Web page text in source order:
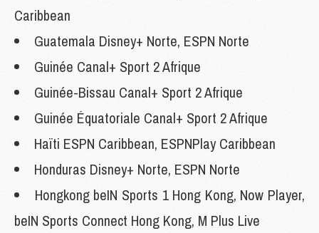
Caribbean
Guatemala Disney+ Norte, ESPN Norte
Guinée Canal+ Sport 2 Afrique
Guinée-Bissau Canal+ Sport 2 Afrique
Guinée Équatoriale Canal+ Sport 2 Afrique
Haïti ESPN Caribbean, ESPNPlay Caribbean
Honduras Disney+ Norte, ESPN Norte
Hongkong beIN Sports 1 Hong Kong, Now Player,
beIN Sports Connect Hong Kong, M Plus Live